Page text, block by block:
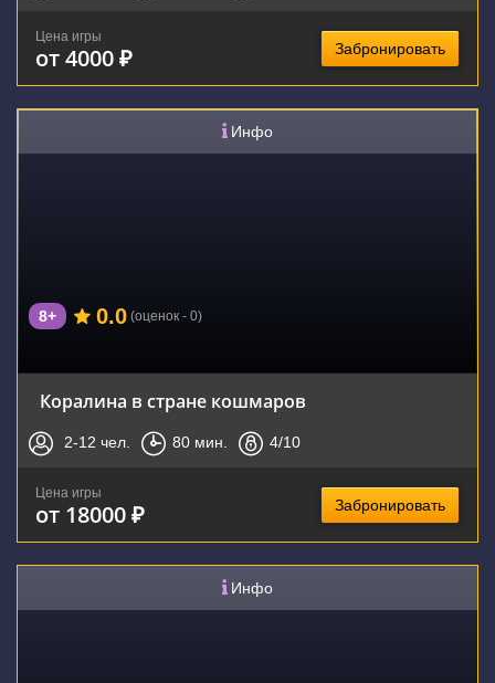
Цена игры
от 4000 ₽ Забронировать
Инфо
8+ 0.0 (оценок - 0)
Коралина в стране кошмаров
2-12 чел. 80 мин. 4/10
Цена игры
от 18000 ₽ Забронировать
Инфо